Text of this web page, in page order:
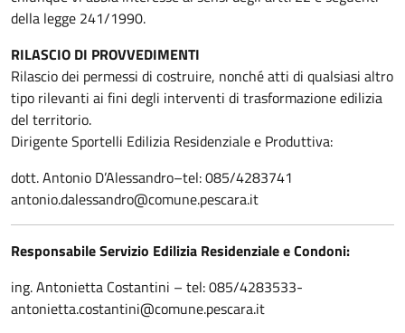
della legge 241/1990.
RILASCIO DI PROVVEDIMENTI
Rilascio dei permessi di costruire, nonché atti di qualsiasi altro
tipo rilevanti ai fini degli interventi di trasformazione edilizia
del territorio.
Dirigente Sportelli Edilizia Residenziale e Produttiva:
dott. Antonio D’Alessandro–tel: 085/4283741
antonio.dalessandro@comune.pescara.it
Responsabile Servizio Edilizia Residenziale e Condoni:
ing. Antonietta Costantini – tel: 085/4283533-
antonietta.costantini@comune.pescara.it